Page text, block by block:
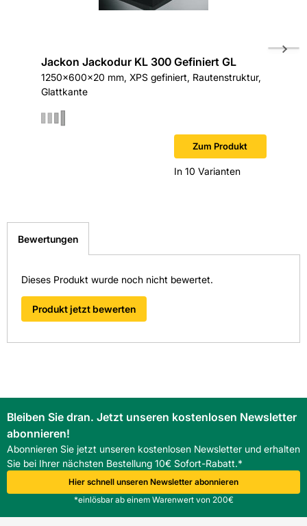
Länge in mm: 1250
Material: XPS (Extrudiertes Polystyrol)
Wärmeleitfähigkeit in W/(mK): 0,035
Jackon Jackodur KL 300 Gefiniert GL
1250x600x20 mm, XPS gefiniert, Rautenstruktur,
Glattkante
Zum Produkt
In 10 Varianten
Bewertungen
Dieses Produkt wurde noch nicht bewertet.
Produkt jetzt bewerten
Bleiben Sie dran. Jetzt unseren kostenlosen Newsletter
abonnieren!
Abonnieren Sie jetzt unseren kostenlosen Newsletter und erhalten
Sie bei Ihrer nächsten Bestellung 10€ Sofort-Rabatt.*
Hier schnell unseren Newsletter abonnieren
*einlösbar ab einem Warenwert von 200€